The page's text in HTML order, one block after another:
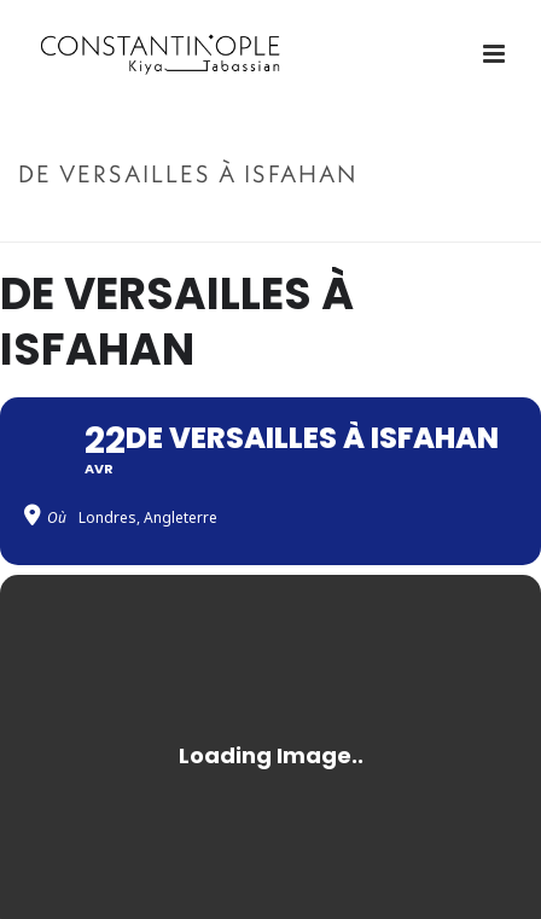
DE VERSAILLES À ISFAHAN
DE VERSAILLES À
ISFAHAN
22
AVR
DE VERSAILLES À ISFAHAN
Où Londres, Angleterre